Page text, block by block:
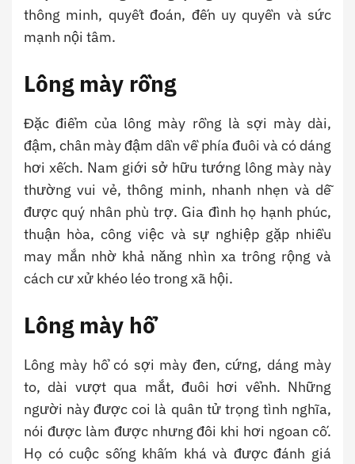
thông minh, quyết đoán, đến uy quyền và sức
mạnh nội tâm.
Lông mày rồng
Đặc điểm của lông mày rồng là sợi mày dài,
đậm, chân mày đậm dần về phía đuôi và có dáng
hơi xếch. Nam giới sở hữu tướng lông mày này
thường vui vẻ, thông minh, nhanh nhẹn và dễ
được quý nhân phù trợ. Gia đình họ hạnh phúc,
thuận hòa, công việc và sự nghiệp gặp nhiều
may mắn nhờ khả năng nhìn xa trông rộng và
cách cư xử khéo léo trong xã hội.
Lông mày hổ
Lông mày hổ có sợi mày đen, cứng, dáng mày
to, dài vượt qua mắt, đuôi hơi vểnh. Những
người này được coi là quân tử trọng tình nghĩa,
nói được làm được nhưng đôi khi hơi ngoan cố.
Họ có cuộc sống khấm khá và được đánh giá